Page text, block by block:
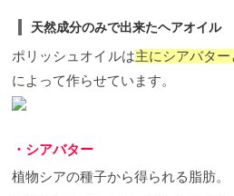
天然成分のみで出来たヘアオイル
ポリッシュオイルは主にシアバタ
によって作らせています。
・シアバター
植物シアの種子から得られる脂肪。